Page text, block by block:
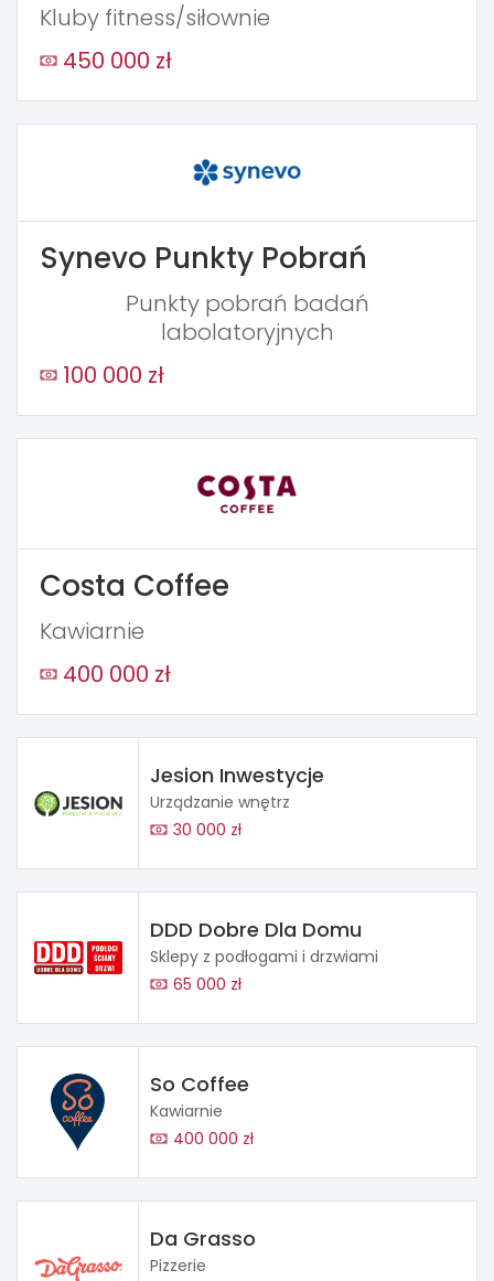
Kluby fitness/siłownie
450 000 zł
Synevo Punkty Pobrań
Punkty pobrań badań
labolatoryjnych
100 000 zł
Costa Coffee
Kawiarnie
400 000 zł
Jesion Inwestycje
Urządzanie wnętrz
30 000 zł
DDD Dobre Dla Domu
Sklepy z podłogami i drzwiami
65 000 zł
So Coffee
Kawiarnie
400 000 zł
Da Grasso
Pizzerie